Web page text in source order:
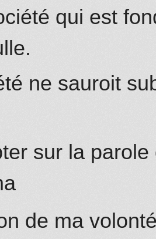
qui est
ne sauroit
sur la parole
de ma